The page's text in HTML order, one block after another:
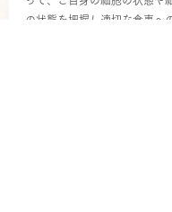
の状態を把握し適切な食事へ